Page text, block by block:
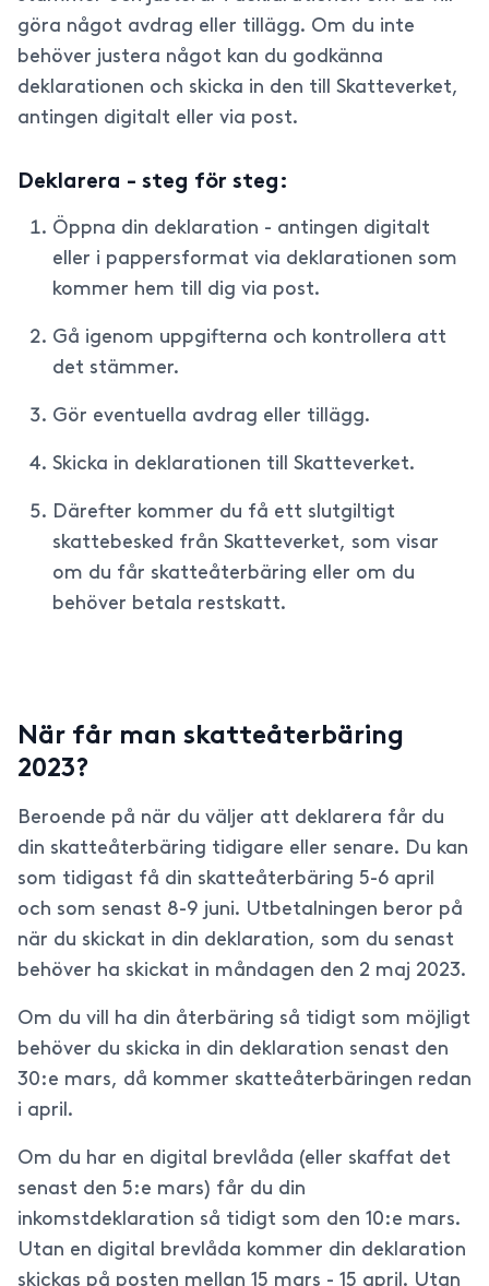
göra något avdrag eller tillägg. Om du inte
behöver justera något kan du godkänna
deklarationen och skicka in den till Skatteverket,
antingen digitalt eller via post.
Deklarera - steg för steg:
Öppna din deklaration - antingen digitalt
eller i pappersformat via deklarationen som
kommer hem till dig via post.
Gå igenom uppgifterna och kontrollera att
det stämmer.
Gör eventuella avdrag eller tillägg.
Skicka in deklarationen till Skatteverket.
Därefter kommer du få ett slutgiltigt
skattebesked från Skatteverket, som visar
om du får skatteåterbäring eller om du
behöver betala restskatt.
När får man skatteåterbäring
2023?
Beroende på när du väljer att deklarera får du
din skatteåterbäring tidigare eller senare. Du kan
som tidigast få din skatteåterbäring 5-6 april
och som senast 8-9 juni. Utbetalningen beror på
när du skickat in din deklaration, som du senast
behöver ha skickat in måndagen den 2 maj 2023.
Om du vill ha din återbäring så tidigt som möjligt
behöver du skicka in din deklaration senast den
30:e mars, då kommer skatteåterbäringen redan
i april.
Om du har en digital brevlåda (eller skaffat det
senast den 5:e mars) får du din
inkomstdeklaration så tidigt som den 10:e mars.
Utan en digital brevlåda kommer din deklaration
skickas på posten mellan 15 mars - 15 april. Utan